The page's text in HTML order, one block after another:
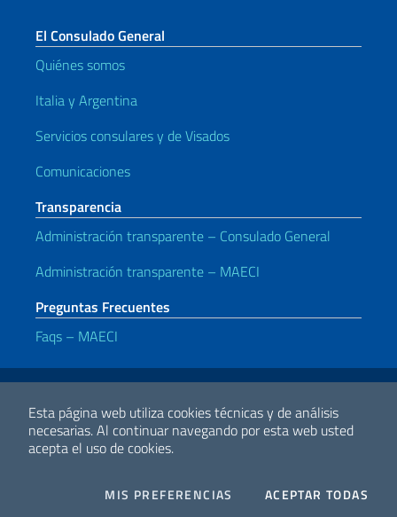
Esta página web utiliza cookies técnicas y de análisis
necesarias.Al continuar navegando por esta web usted
acepta el uso de cookies.
MIS PREFERENCIAS COOKIESACEPTAR TODAS
El Consulado General
Quiénes somos
Italia y Argentina
Servicios consulares y de Visados
Comunicaciones
Transparencia
Administración transparente – Consulado General
Administración transparente – MAECI
Preguntas Frecuentes
Faqs – MAECI
Enlaces útiles
Cooperación Internacional